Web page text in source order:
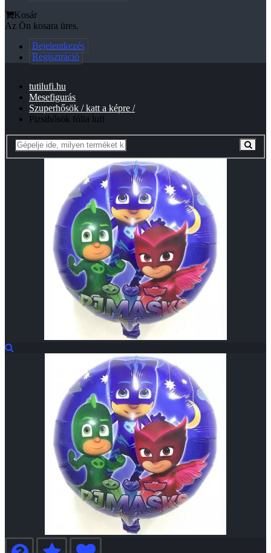
Kosár
Az Ön kosara üres.
Bejelentkezés
Regisztráció
tutilufi.hu
Mesefigurás
Szuperhősök / katt a képre /
Pizsihősök fólia lufi